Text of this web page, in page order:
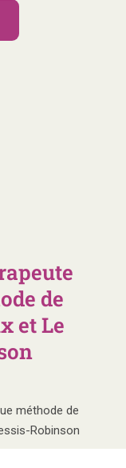
de
et Le
méthode de
Robinson